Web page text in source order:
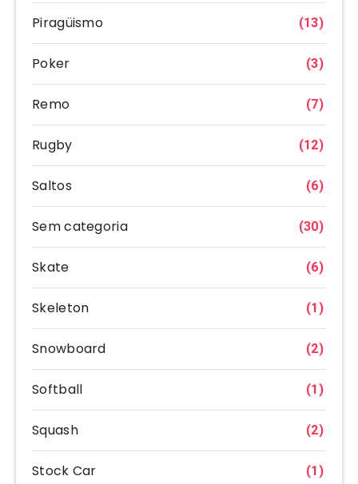
Piragüismo (13)
Poker (3)
Remo (7)
Rugby (12)
Saltos (6)
Sem categoria (30)
Skate (6)
Skeleton (1)
Snowboard (2)
Softball (1)
Squash (2)
Stock Car (1)